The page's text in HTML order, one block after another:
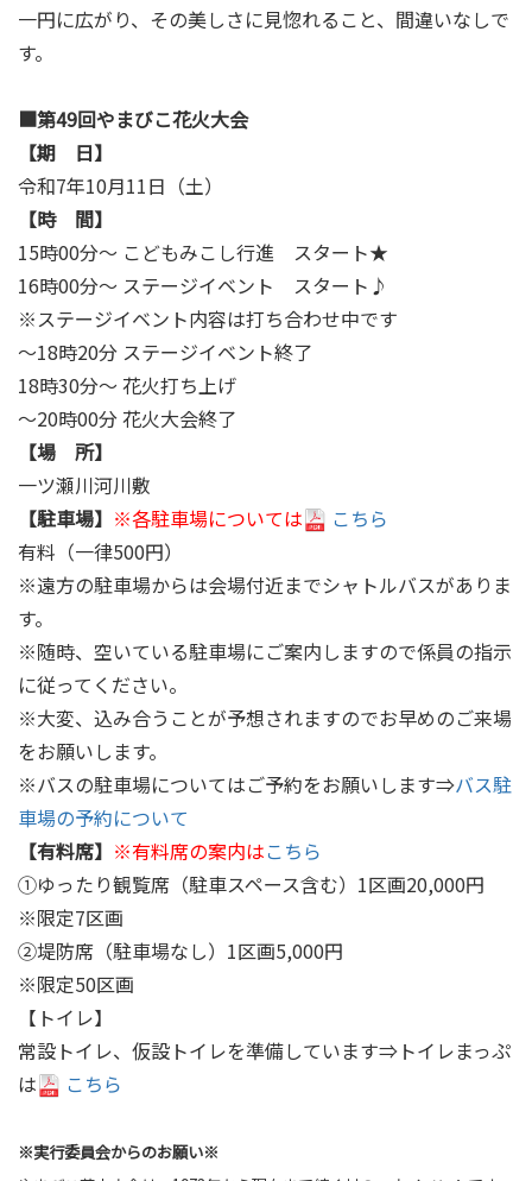
一円に広がり、その美しさに見惚れること、間違いなしで
す。
■第49回やまびこ花火大会
【期 日】
令和7年10月11日（土）
【時 間】
15時00分～ こどもみこし行進 スタート★
16時00分～ ステージイベント スタート♪
※ステージイベント内容は打ち合わせ中です
～18時20分 ステージイベント終了
18時30分～ 花火打ち上げ
～20時00分 花火大会終了
【場 所】
一ツ瀬川河川敷
【駐車場】 ※各駐車場については
こちら
有料（一律500円）
※遠方の駐車場からは会場付近までシャトルバスがありま
す。
※随時、空いている駐車場にご案内しますので係員の指示
に従ってください。
※大変、込み合うことが予想されますのでお早めのご来場
をお願いします。
※バスの駐車場についてはご予約をお願いします⇒バス駐
車場の予約について
【有料席】 ※有料席の案内はこちら
➀ゆったり観覧席（駐車スペース含む）1区画20,000円
※限定7区画
➁堤防席（駐車場なし）1区画5,000円
※限定50区画
【トイレ】
常設トイレ、仮設トイレを準備しています⇒トイレまっぷ
は
こちら
※実行委員会からのお願い※